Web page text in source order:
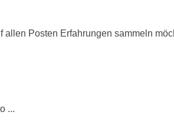
Posten Erfahrungen sammeln
...